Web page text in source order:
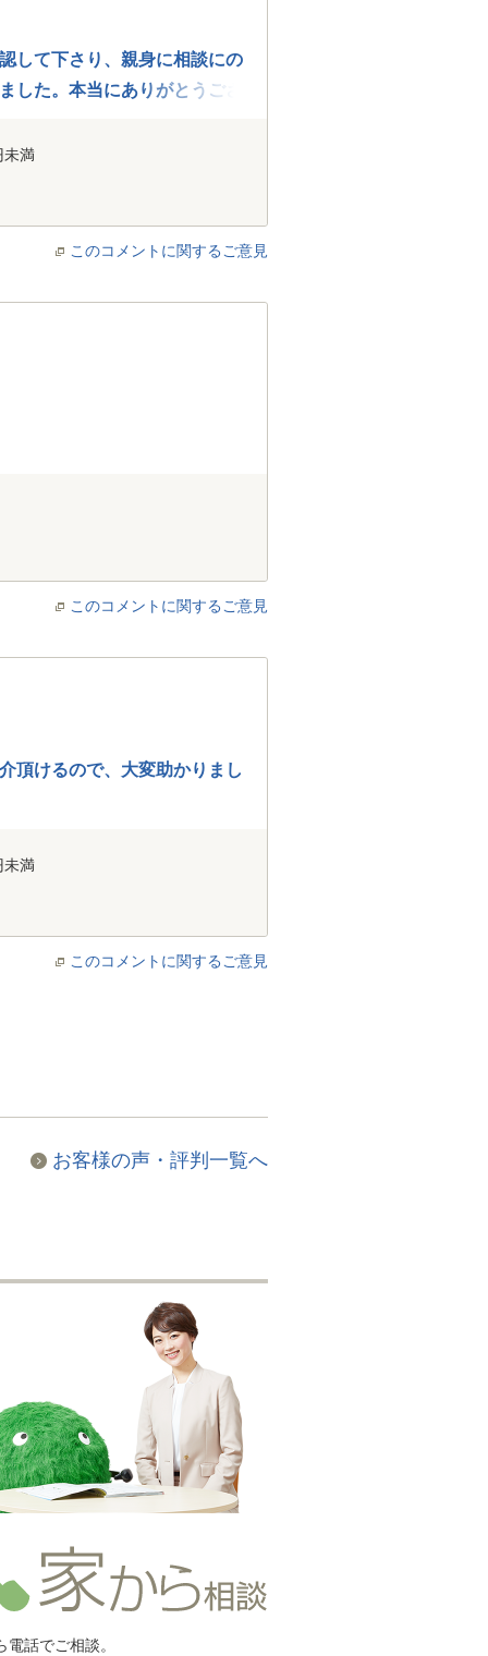
して下さり、親身に相談にの
した。本当にありがとうござ
未満
このコメントに関するご意見
このコメントに関するご意見
頂けるので、大変助かりまし
未満
このコメントに関するご意見
お客様の声・評判一覧へ
電話でご相談。